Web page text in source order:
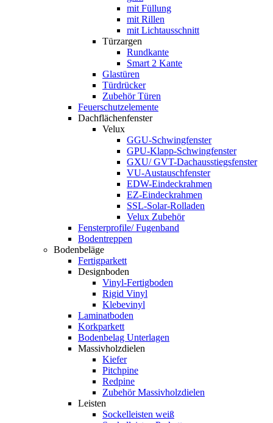
mit Füllung
mit Rillen
mit Lichtausschnitt
Türzargen
Rundkante
Smart 2 Kante
Glastüren
Türdrücker
Zubehör Türen
Feuerschutzelemente
Dachflächenfenster
Velux
GGU-Schwingfenster
GPU-Klapp-Schwingfenster
GXU/ GVT-Dachausstiegsfenster
VU-Austauschfenster
EDW-Eindeckrahmen
EZ-Eindeckrahmen
SSL-Solar-Rolladen
Velux Zubehör
Fensterprofile/ Fugenband
Bodentreppen
Bodenbeläge
Fertigparkett
Designboden
Vinyl-Fertigboden
Rigid Vinyl
Klebevinyl
Laminatboden
Korkparkett
Bodenbelag Unterlagen
Massivholzdielen
Kiefer
Pitchpine
Redpine
Zubehör Massivholzdielen
Leisten
Sockelleisten weiß